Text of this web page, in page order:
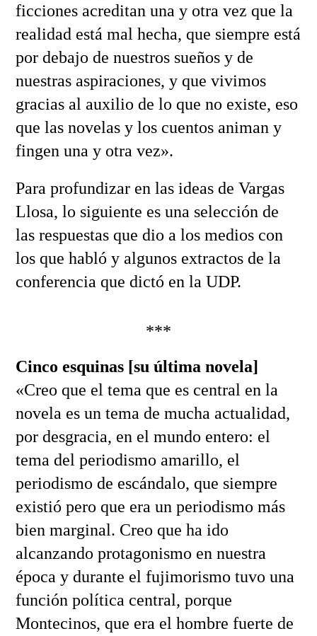
ficciones acreditan una y otra vez que la
realidad está mal hecha, que siempre está
por debajo de nuestros sueños y de
nuestras aspiraciones, y que vivimos
gracias al auxilio de lo que no existe, eso
que las novelas y los cuentos animan y
fingen una y otra vez».
Para profundizar en las ideas de Vargas
Llosa, lo siguiente es una selección de
las respuestas que dio a los medios con
los que habló y algunos extractos de la
conferencia que dictó en la UDP.
***
Cinco esquinas [su última novela]
«Creo que el tema que es central en la
novela es un tema de mucha actualidad,
por desgracia, en el mundo entero: el
tema del periodismo amarillo, el
periodismo de escándalo, que siempre
existió pero que era un periodismo más
bien marginal. Creo que ha ido
alcanzando protagonismo en nuestra
época y durante el fujimorismo tuvo una
función política central, porque
Montecinos, que era el hombre fuerte de